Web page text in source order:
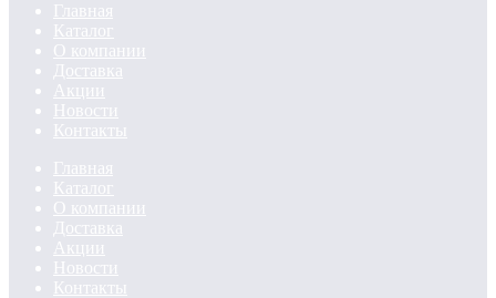
Главная
Каталог
О компании
Доставка
Акции
Новости
Контакты
Главная
Каталог
О компании
Доставка
Акции
Новости
Контакты